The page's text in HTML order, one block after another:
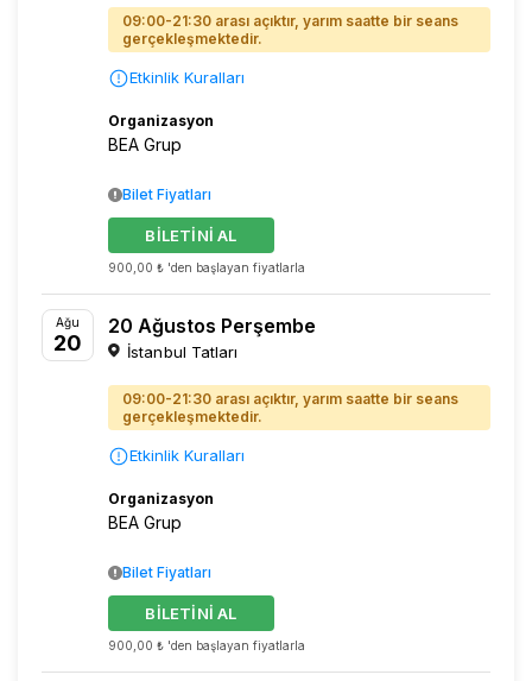
09:00-21:30 arası açıktır, yarım saatte bir seans
gerçekleşmektedir.
Etkinlik Kuralları
Organizasyon
BEA Grup
900,00 ₺ 'den başlayan fiyatlarla
BİLETİNİ AL
Bilet Fiyatları
Ağu
20
20 Ağustos Perşembe
İstanbul Tatları
09:00-21:30 arası açıktır, yarım saatte bir seans
gerçekleşmektedir.
Etkinlik Kuralları
Organizasyon
BEA Grup
900,00 ₺ 'den başlayan fiyatlarla
BİLETİNİ AL
Bilet Fiyatları